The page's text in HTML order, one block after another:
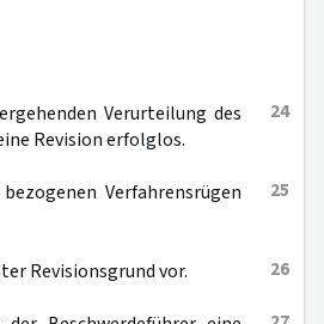
24
Verurteilung des
Revision erfolglos.
25
Verfahrensrügen
26
Revisionsgrund vor.